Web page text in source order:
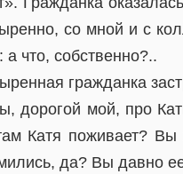
со мной и с
а что, собственно?..
гражданка
дорогой мой, про
Катя поживает?
да? Вы давно